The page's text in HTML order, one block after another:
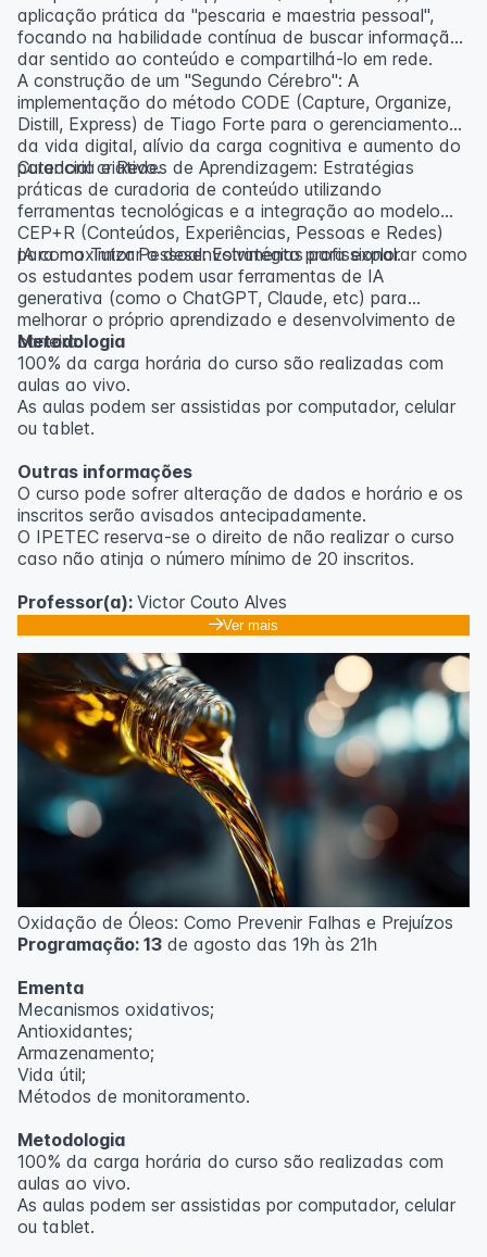
aplicação prática da "pescaria e maestria pessoal",
focando na habilidade contínua de buscar informação,
dar sentido ao conteúdo e compartilhá-lo em rede.
A construção de um "Segundo Cérebro": A
implementação do método CODE (Capture, Organize,
Distill, Express) de Tiago Forte para o gerenciamento
da vida digital, alívio da carga cognitiva e aumento do
potencial criativo.
Curadoria e Redes de Aprendizagem: Estratégias
práticas de curadoria de conteúdo utilizando
ferramentas tecnológicas e a integração ao modelo
CEP+R (Conteúdos, Experiências, Pessoas e Redes)
para maximizar o desenvolvimento profissional.
IA como Tutor Pessoal: Estratégias para explorar como
os estudantes podem usar ferramentas de IA
generativa (como o ChatGPT, Claude, etc) para
melhorar o próprio aprendizado e desenvolvimento de
carreira.
Metodologia
100% da carga horária do curso são realizadas com
aulas ao vivo.
As aulas podem ser assistidas por computador, celular
ou tablet.
Outras informações
O curso pode sofrer alteração de dados e horário e os
inscritos serão avisados ​​antecipadamente.
O IPETEC reserva-se o direito de não realizar o curso
caso não atinja o número mínimo de 20 inscritos.
Professor(a): Victor Couto Alves
Ver mais
Oxidação de Óleos: Como Prevenir Falhas e Prejuízos
Programação: 13 de agosto das 19h às 21h
Ementa
Mecanismos oxidativos;
Antioxidantes;
Armazenamento;
Vida útil;
Métodos de monitoramento.
Metodologia
100% da carga horária do curso são realizadas com
aulas ao vivo.
As aulas podem ser assistidas por computador, celular
ou tablet.